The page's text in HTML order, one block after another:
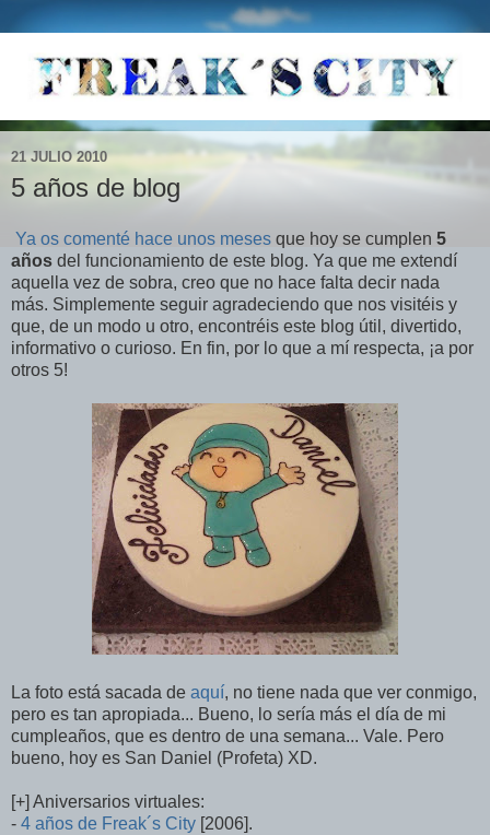
21 JULIO 2010
5 años de blog
Ya os comenté hace unos meses que hoy se cumplen 5
años del funcionamiento de este blog. Ya que me extendí
aquella vez de sobra, creo que no hace falta decir nada
más. Simplemente seguir agradeciendo que nos visitéis y
que, de un modo u otro, encontréis este blog útil, divertido,
informativo o curioso. En fin, por lo que a mí respecta, ¡a por
otros 5!
La foto está sacada de aquí, no tiene nada que ver conmigo,
pero es tan apropiada... Bueno, lo sería más el día de mi
cumpleaños, que es dentro de una semana... Vale. Pero
bueno, hoy es San Daniel (Profeta) XD.
[+] Aniversarios virtuales:
- 4 años de Freak´s City [2006].